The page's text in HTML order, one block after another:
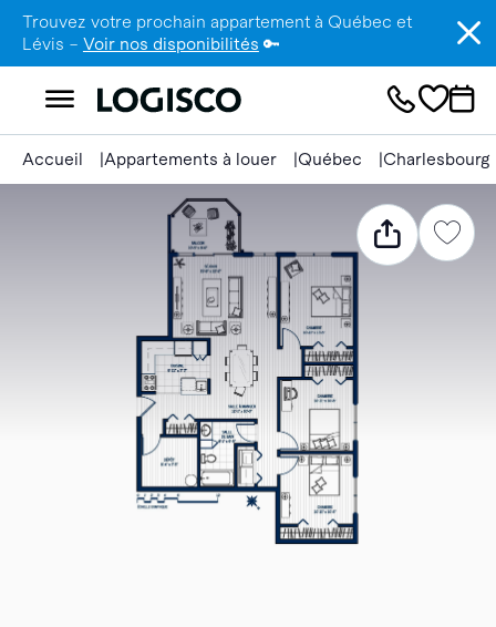
Trouvez votre prochain appartement à Québec et
Lévis – Voir nos disponibilités 🔑
Accueil Appartements à louer Québec Charlesbourg